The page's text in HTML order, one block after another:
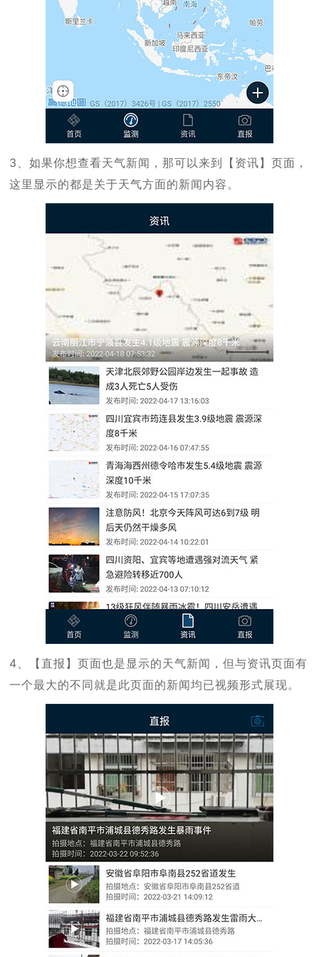
3、如果你想查看天气新闻，那可以来到【资讯】页面，
这里显示的都是关于天气方面的新闻内容。
4、【直报】页面也是显示的天气新闻，但与资讯页面有
一个最大的不同就是此页面的新闻均已视频形式展现。